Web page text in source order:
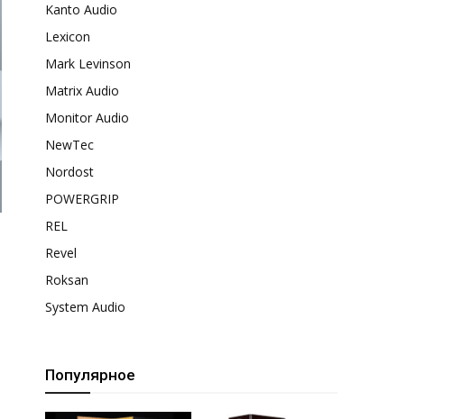
Kanto Audio
Lexicon
Mark Levinson
Matrix Audio
Monitor Audio
NewTec
Nordost
POWERGRIP
REL
Revel
Roksan
System Audio
Популярное